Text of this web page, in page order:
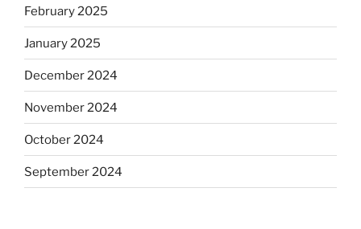
February 2025
January 2025
December 2024
November 2024
October 2024
September 2024